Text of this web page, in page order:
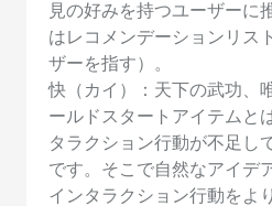
見の好みを持つユーザーに
はレコメンデーションリス
ザーを指す）。
快（カイ）：天下の武功、
ールドスタートアイテムと
タラクション行動が不足し
です。そこで自然なアイデ
インタラクション行動をよ